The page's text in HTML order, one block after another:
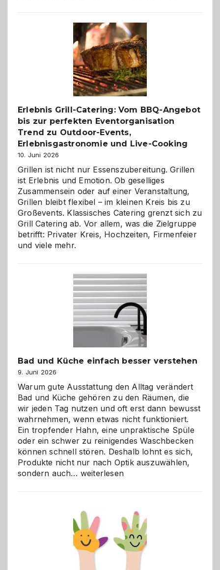
–
die
Gelegenheit,
neue
Reiseziele
zu
entdecken
Erlebnis Grill-Catering: Vom BBQ-Angebot
bis zur perfekten Eventorganisation
Trend zu Outdoor-Events,
Erlebnisgastronomie und Live-Cooking
10. Juni 2026
Grillen ist nicht nur Essenszubereitung. Grillen
ist Erlebnis und Emotion. Ob geselliges
Zusammensein oder auf einer Veranstaltung,
Grillen bleibt flexibel – im kleinen Kreis bis zu
Großevents. Klassisches Catering grenzt sich zu
Grill Catering ab. Vor allem, was die Zielgruppe
betrifft: Privater Kreis, Hochzeiten, Firmenfeier
und viele mehr.
Bad und Küche einfach besser verstehen
9. Juni 2026
Warum gute Ausstattung den Alltag verändert
Bad und Küche gehören zu den Räumen, die
wir jeden Tag nutzen und oft erst dann bewusst
wahrnehmen, wenn etwas nicht funktioniert.
Ein tropfender Hahn, eine unpraktische Spüle
oder ein schwer zu reinigendes Waschbecken
können schnell stören. Deshalb lohnt es sich,
Produkte nicht nur nach Optik auszuwählen,
sondern auch… Bad
besser
verstehen
weiterlesen